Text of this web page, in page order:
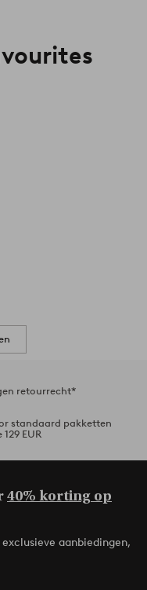
retourrecht*
standaard pakketten
EUR
40% korting op
aanbiedingen,